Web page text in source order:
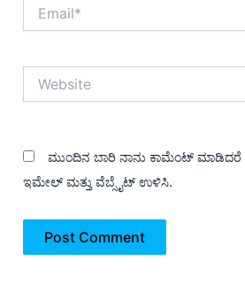
ಮುಂದಿನ ಬಾರಿ ನಾನು ಕಾಮೆಂಟ್ ಮಾಡಿದರೆ
ಇಮೇಲ್ ಮತ್ತು ವೆಬ್ಸೈಟ್ ಉಳಿಸಿ.